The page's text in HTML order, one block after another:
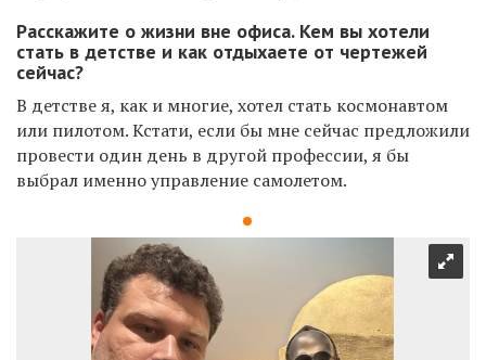
Расскажите о жизни вне офиса. Кем вы хотели
стать в детстве и как отдыхаете от чертежей
сейчас?
В детстве я, как и многие, хотел стать космонавтом
или пилотом. Кстати, если бы мне сейчас предложили
провести один день в другой профессии, я бы
выбрал именно управление самолетом.